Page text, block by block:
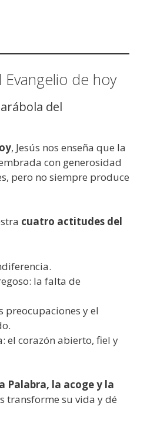
Evangelio de hoy
del
, Jesús nos enseña que la
con generosidad
pero no siempre produce
cuatro actitudes del
la falta de
preocupaciones y el
el corazón abierto, fiel y
Palabra, la acoge y la
transforme su vida y dé